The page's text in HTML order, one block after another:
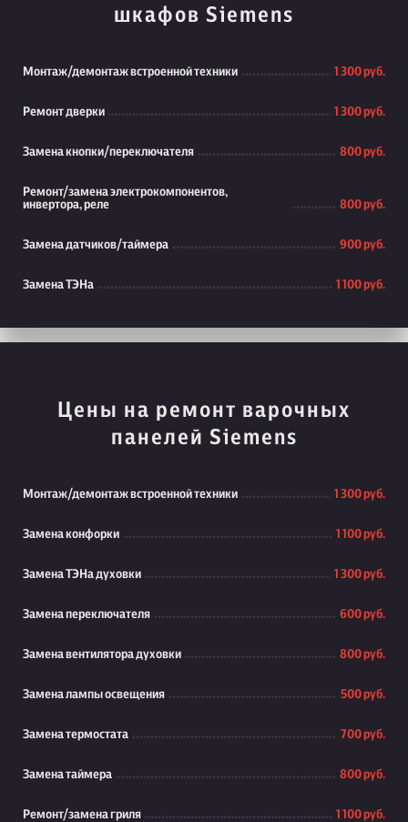
шкафов Siemens
Монтаж/демонтаж встроенной техники 1 300 руб.
Ремонт дверки 1 300 руб.
Замена кнопки/переключателя 800 руб.
Ремонт/замена электрокомпонентов,
инвертора, реле
800 руб.
Замена датчиков/таймера 900 руб.
Замена ТЭНа 1 100 руб.
Цены на ремонт варочных
панелей Siemens
Монтаж/демонтаж встроенной техники 1 300 руб.
Замена конфорки 1 100 руб.
Замена ТЭНа духовки 1 300 руб.
Замена переключателя 600 руб.
Замена вентилятора духовки 800 руб.
Замена лампы освещения 500 руб.
Замена термостата 700 руб.
Замена таймера 800 руб.
Ремонт/замена гриля 1 100 руб.